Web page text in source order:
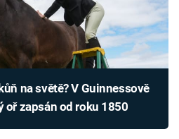
na světě? V Guinnessově
oř zapsán od roku 1850